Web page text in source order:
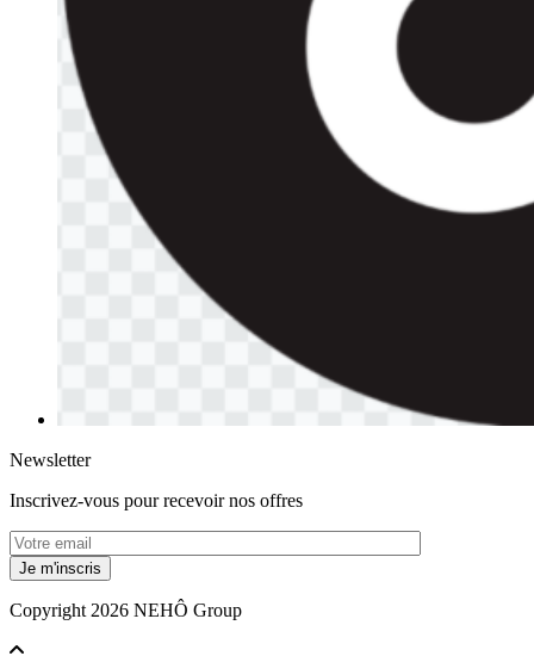
Newsletter
Inscrivez-vous pour recevoir nos offres
Copyright 2026 NEHÔ Group